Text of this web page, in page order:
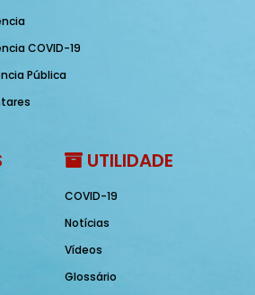
COVID-19
Pública
UTILIDADE
COVID-19
Notícias
Vídeos
Glossário